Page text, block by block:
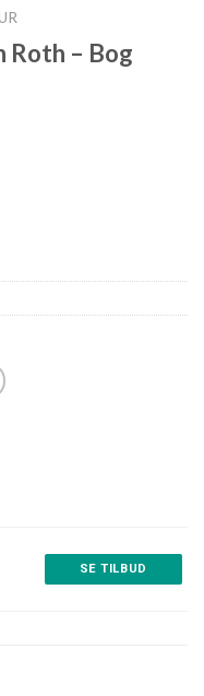
Roth – Bog
SE TILBUD